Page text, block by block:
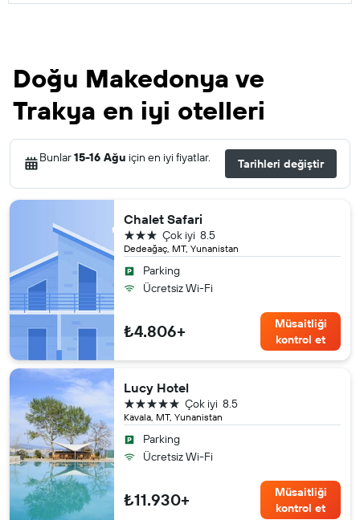
Doğu Makedonya ve
Trakya en iyi otelleri
Bunlar15-16 Ağu için en iyi fiyatlar. Tarihleri değiştir
Chalet Safari
Dedeağaç, MT, Yunanistan
8.5
Çok iyi
3 yıldız
Parking
Ücretsiz Wi-Fi
₺4.806+
Müsaitliği
kontrol et
Lucy Hotel
Kavala, MT, Yunanistan
8.5
Çok iyi
5 yıldız
Parking
Ücretsiz Wi-Fi
₺11.930+
Müsaitliği
kontrol et